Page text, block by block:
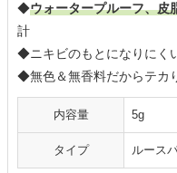
◆ウォータープルーフ、皮
計
◆ニキビのもとになりにく
◆無色＆無香料だからテカ
内容量 5g
タイプ ルース